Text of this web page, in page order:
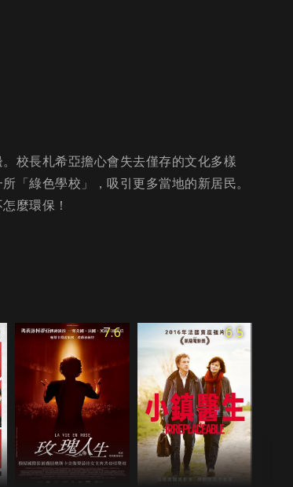
校長札希亞擔心會失去僅存的文化多樣
「綠色學校」，吸引更多當地的新居民。
麼環保！
7.6 6.5